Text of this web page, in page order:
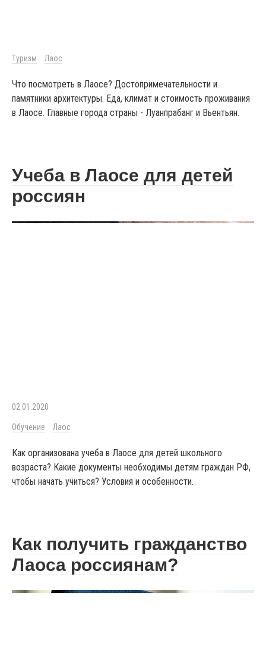
Туризм Лаос
Что посмотреть в Лаосе? Достопримечательности и
памятники архитектуры. Еда, климат и стоимость проживания
в Лаосе. Главные города страны - Луанпрабанг и Вьентьян.
Учеба в Лаосе для детей
россиян
02.01.2020
Обучение Лаос
Как организована учеба в Лаосе для детей школьного
возраста? Какие документы необходимы детям граждан РФ,
чтобы начать учиться? Условия и особенности.
Как получить гражданство
Лаоса россиянам?